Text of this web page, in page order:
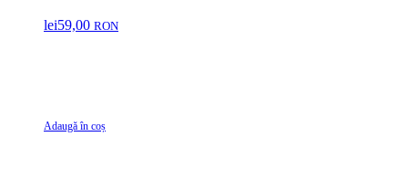
lei59,00 RON
Adaugă în coș